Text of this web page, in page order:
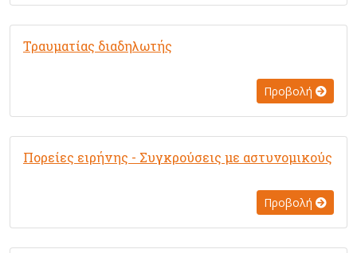
Τραυματίας διαδηλωτής
Προβολή
Πορείες ειρήνης - Συγκρούσεις με αστυνομικούς
Προβολή